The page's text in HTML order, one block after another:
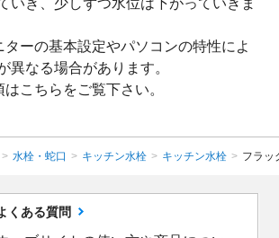
いき、少しずつ水位は下がっていきま
ーの基本設定やパソコンの特性によ
異なる場合があります。
はこちら をご覧下さい。
> 水栓・蛇口 > キッチン水栓 > キッチン水栓 > フラッ
くある質問